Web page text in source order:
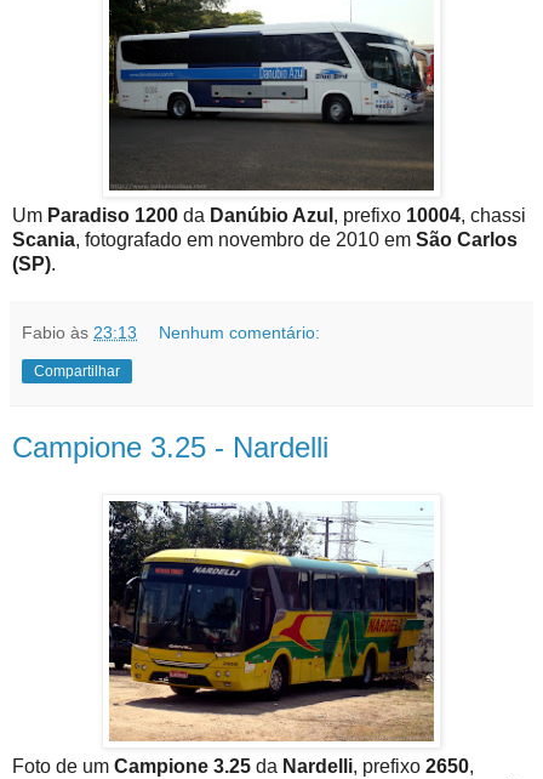
Um Paradiso 1200 da Danúbio Azul , prefixo 10004, chassi
Scania, fotografado em novembro de 2010 em São Carlos
(SP).
Fabio às 23:13 Nenhum comentário:
Compartilhar
Campione 3.25 - Nardelli
Foto de um Campione 3.25 da Nardelli, prefixo 2650,